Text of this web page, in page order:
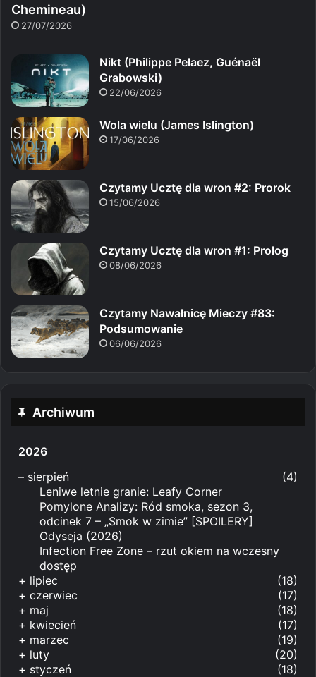
Chemineau)
27/07/2026
Nikt (Philippe Pelaez, Guénaël
Grabowski)
22/06/2026
Wola wielu (James Islington)
17/06/2026
Czytamy Ucztę dla wron #2: Prorok
15/06/2026
Czytamy Ucztę dla wron #1: Prolog
08/06/2026
Czytamy Nawałnicę Mieczy #83:
Podsumowanie
06/06/2026
Archiwum
2026
– sierpień
(4)
Leniwe letnie granie: Leafy Corner
Pomylone Analizy: Ród smoka, sezon 3,
odcinek 7 – „Smok w zimie” [SPOILERY]
Odyseja (2026)
Infection Free Zone – rzut okiem na wczesny
dostęp
+ lipiec
(18)
+ czerwiec
(17)
+ maj
(18)
+ kwiecień
(17)
+ marzec
(19)
+ luty
(20)
+ styczeń
(18)